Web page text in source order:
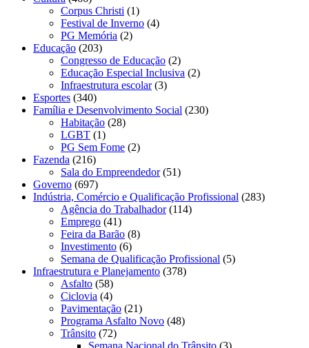
Corpus Christi (1)
Festival de Inverno (4)
PG Memória (2)
Educação (203)
Congresso de Educação (2)
Educação Especial Inclusiva (2)
Infraestrutura escolar(3)
Esportes (340)
Família e Desenvolvimento Social (230)
Habitação (28)
LGBT (1)
PG Sem Fome (2)
Fazenda (216)
Sala do Empreendedor(51)
Governo (697)
Indústria, Comércio e Qualificação Profissional (283)
Agência do Trabalhador(114)
Emprego (41)
Feira da Barão (8)
Investimento (6)
Semana de Qualificação Profissional (5)
Infraestrutura e Planejamento (378)
Asfalto (58)
Ciclovia (4)
Pavimentação (21)
Programa Asfalto Novo (48)
Trânsito (72)
Semana Nacional do Trânsito (3)